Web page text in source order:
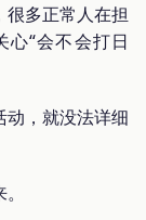
多正常人在担
心“会不会打日
动，就没法详细